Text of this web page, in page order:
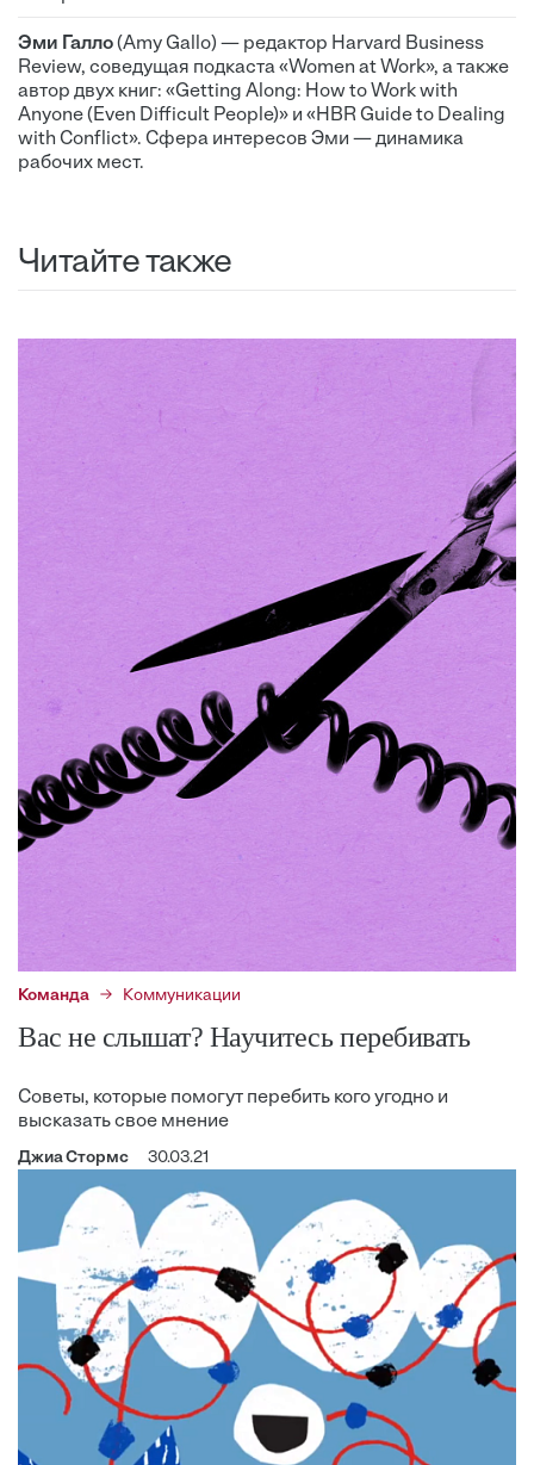
Эми Галло(Amy Gallo) — редактор Harvard Business
Review, соведущая подкаста «Women at Work», а также
автор двух книг: «Getting Along: How to Work with
Anyone (Even Difficult People)» и «HBR Guide to Dealing
with Conflict». Сфера интересов Эми — динамика
рабочих мест.
Читайте также
Команда Коммуникации
Вас не слышат? Научитесь перебивать
Советы, которые помогут перебить кого угодно и
высказать свое мнение
Джиа Стормс 30.03.21